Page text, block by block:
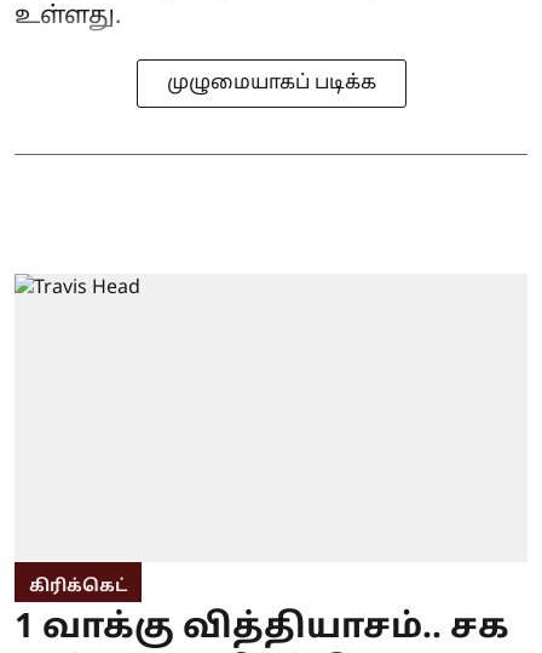
உள்ளது.
முழுமையாகப் படிக்க
கிரிக்கெட்
1 வாக்கு வித்தியாசம்.. சக